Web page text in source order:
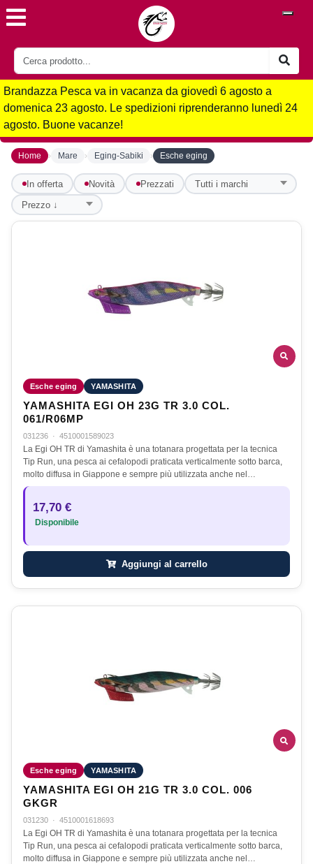
Brandazza Pesca va in vacanza da giovedì 6 agosto a
domenica 23 agosto. Le spedizioni riprenderanno lunedì 24
agosto. Buone vacanze!
Home › Mare › Eging-Sabiki › Esche eging
In offerta Novità Prezzati
Esche eging YAMASHITA
YAMASHITA EGI OH 23G TR 3.0 COL.
061/R06MP
031236 · 4510001589023
La Egi OH TR di Yamashita è una totanara progettata per la tecnica
Tip Run, una pesca ai cefalopodi praticata verticalmente sotto barca,
molto diffusa in Giappone e sempre più utilizzata anche nel…
17,70 €
Disponibile
Aggiungi al carrello
Esche eging YAMASHITA
YAMASHITA EGI OH 21G TR 3.0 COL. 006
GKGR
031230 · 4510001618693
La Egi OH TR di Yamashita è una totanara progettata per la tecnica
Tip Run, una pesca ai cefalopodi praticata verticalmente sotto barca,
molto diffusa in Giappone e sempre più utilizzata anche nel…